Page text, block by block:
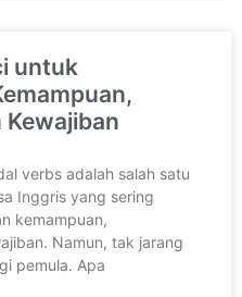
untuk
Kewajiban
verbs adalah salah satu
Inggris yang sering
kemampuan,
Namun, tak jarang
pemula. Apa